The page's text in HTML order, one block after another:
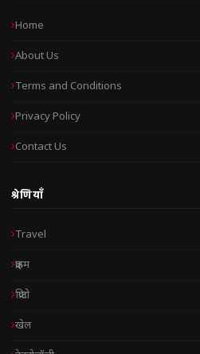
Home
About Us
Terms and Conditions
Privacy Policy
Contact Us
श्रेणियाँ
Travel
क्राइम
क्रिप्टो
खेल